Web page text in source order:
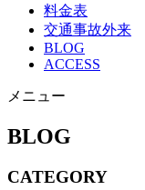
料金表
交通事故外来
BLOG
ACCESS
メニュー
BLOG
CATEGORY